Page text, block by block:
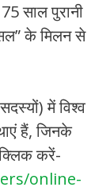
साल पुरानी
के मिलन से
में विश्व
हैं, जिनके
करें-
online-